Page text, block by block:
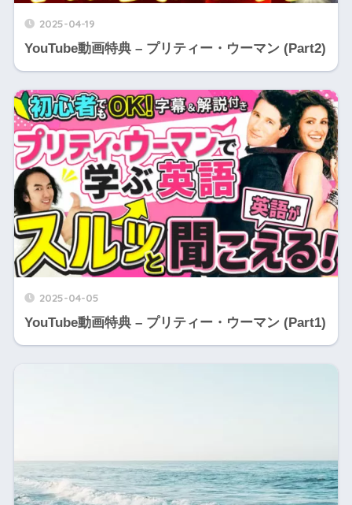
2025-04-19
YouTube動画特典 – プリティー・ウーマン (Part2)
2025-04-05
YouTube動画特典 – プリティー・ウーマン (Part1)